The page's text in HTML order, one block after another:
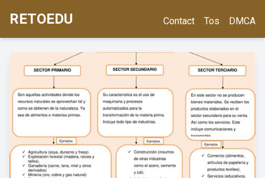
RETOEDU Contact Tos DMCA